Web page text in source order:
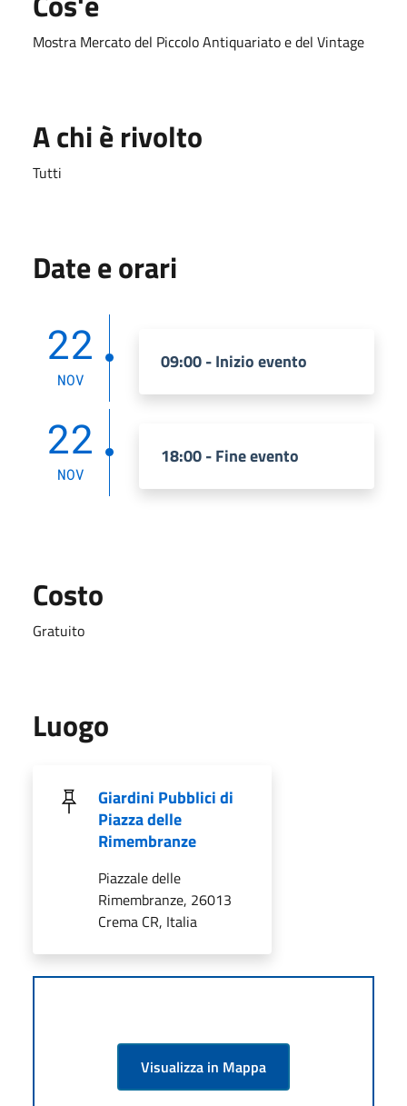
Mostra Mercato del Piccolo Antiquariato e del Vintage
A chi è rivolto
Tutti
Date e orari
22
NOV
09:00 - Inizio evento
22
NOV
18:00 - Fine evento
Costo
Gratuito
Luogo
Giardini Pubblici di
Piazza delle
Rimembranze
Piazzale delle
Rimembranze, 26013
Crema CR, Italia
Visualizza in Mappa